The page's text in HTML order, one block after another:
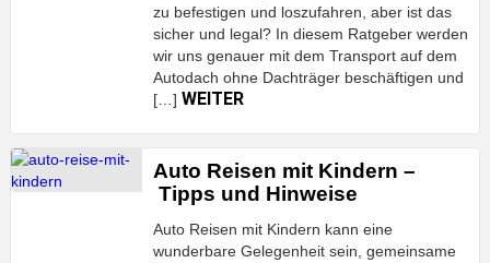
zu befestigen und loszufahren, aber ist das
sicher und legal? In diesem Ratgeber werden
wir uns genauer mit dem Transport auf dem
Autodach ohne Dachträger beschäftigen und
[…] WEITER
Auto Reisen mit Kindern –
Tipps und Hinweise
Auto Reisen mit Kindern kann eine
wunderbare Gelegenheit sein, gemeinsame